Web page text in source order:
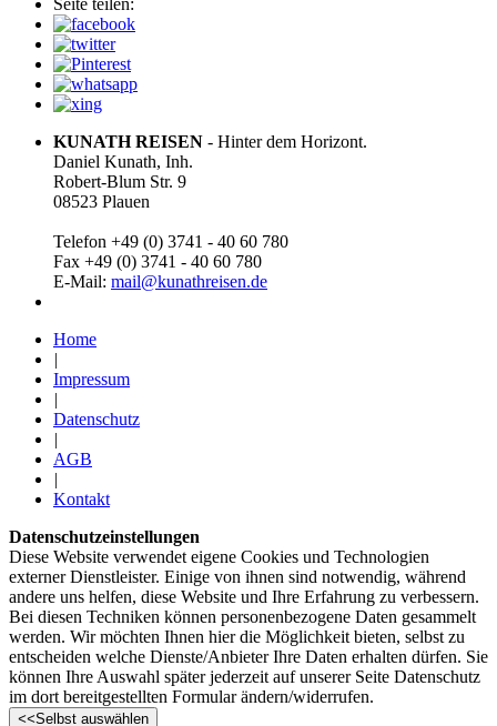
Seite teilen:
KUNATH REISEN - Hinter dem Horizont.
Daniel Kunath, Inh.
Robert-Blum Str. 9
08523 Plauen
Telefon +49 (0) 3741 - 40 60 780
Fax +49 (0) 3741 - 40 60 780
E-Mail: mail@kunathreisen.de
Home
Impressum
Datenschutz
AGB
Kontakt
Datenschutzeinstellungen
Diese Website verwendet eigene Cookies und Technologien
externer Dienstleister. Einige von ihnen sind notwendig, während
andere uns helfen, diese Website und Ihre Erfahrung zu verbessern.
Bei diesen Techniken können personenbezogene Daten gesammelt
werden. Wir möchten Ihnen hier die Möglichkeit bieten, selbst zu
entscheiden welche Dienste/­­­Anbieter Ihre Daten erhalten dürfen. Sie
können Ihre Auswahl später jederzeit auf unserer Seite Datenschutz
im dort bereitgestellten Formular ändern/­­­widerrufen.
<<Selbst auswählen